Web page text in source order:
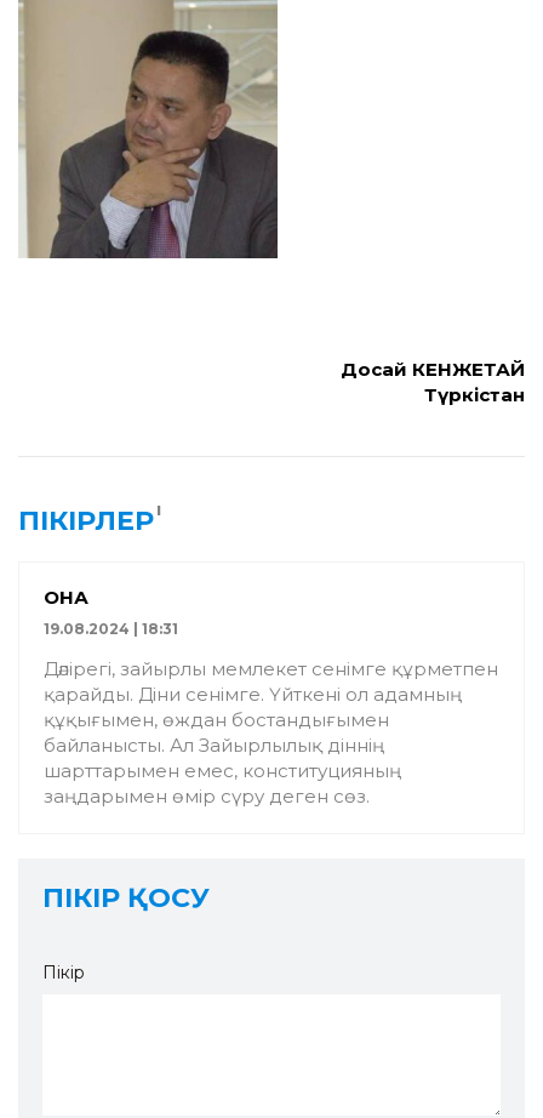
Досай КЕНЖЕТАЙ
Түркістан
ПІКІРЛЕР1
ҚОНАҚ
19.08.2024 | 18:31
Дәлірегі, зайырлы мемлекет сенімге құрметпен
қарайды. Діни сенімге. Үйткені ол адамның
құқығымен, өждан бостандығымен
байланысты. Ал Зайырлылық діннің
шарттарымен емес, конституцияның
заңдарымен өмір сүру деген сөз.
ПІКІР ҚОСУ
Пікір